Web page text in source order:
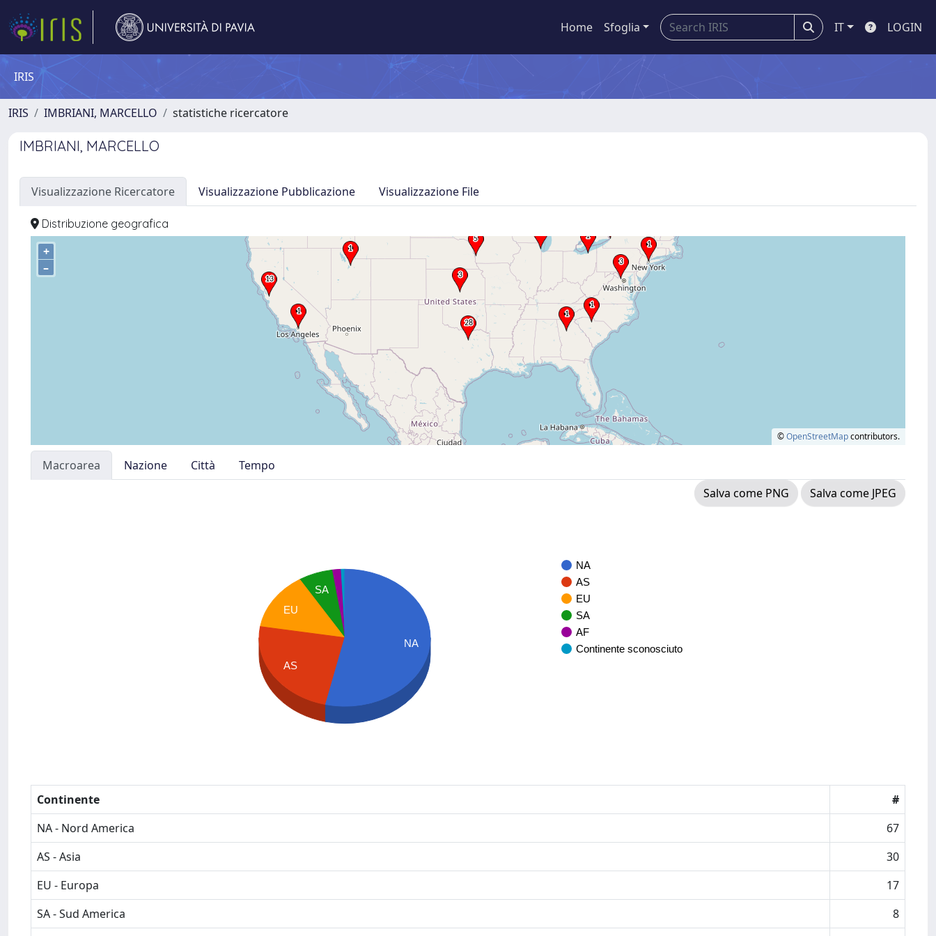
Home Sfoglia IT LOGIN
IRIS
IRIS IMBRIANI, MARCELLO statistiche ricercatore
IMBRIANI, MARCELLO
Visualizzazione Ricercatore Visualizzazione Pubblicazione Visualizzazione File
Distribuzione geografica
+
–
©OpenStreetMapcontributors.
Macroarea Nazione Città
Tempo
Salva come PNG
Salva come JPEG
NA
AS
EU
SA
AF
Continente sconosciuto
SA
EU
AS
NA
Continente
#
NA - Nord America
67
AS - Asia
30
EU - Europa
17
SA - Sud America
8